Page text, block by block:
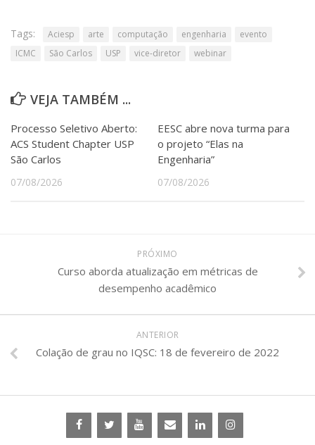
Tags: Aciesp arte computação engenharia
evento
ICMC
São Carlos USP vice-diretor webinar
VEJA TAMBÉM ...
Processo Seletivo Aberto:
ACS Student Chapter USP
São Carlos
07/08/2026
EESC abre nova turma para
o projeto “Elas na
Engenharia”
07/08/2026
PRÓXIMO
Curso aborda atualização em métricas de
desempenho acadêmico
ANTERIOR
Colação de grau no IQSC: 18 de fevereiro de 2022